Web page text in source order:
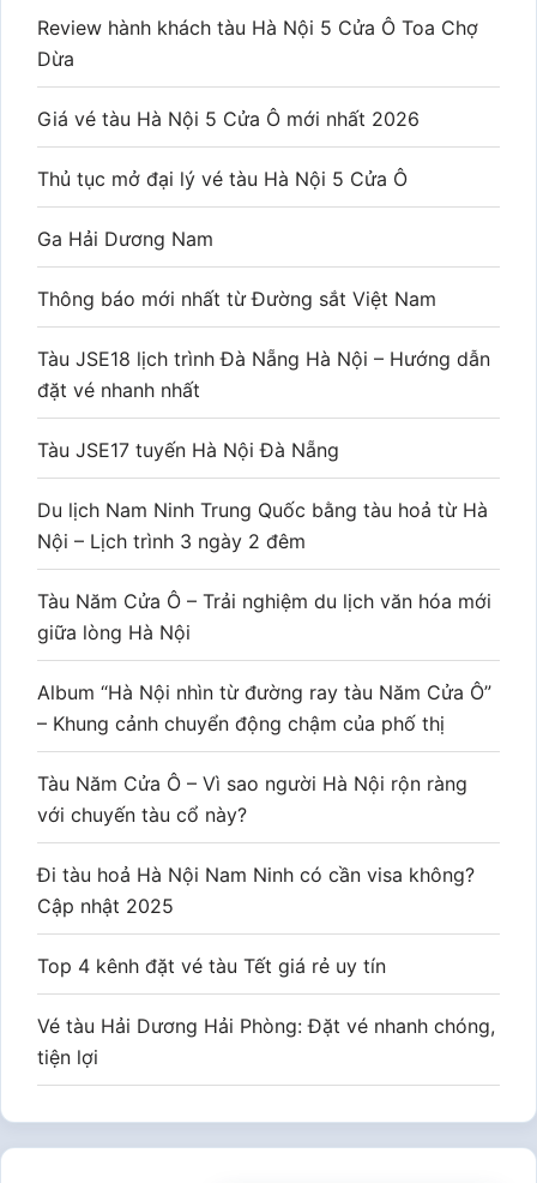
Review hành khách tàu Hà Nội 5 Cửa Ô Toa Chợ
Dừa
Giá vé tàu Hà Nội 5 Cửa Ô mới nhất 2026
Thủ tục mở đại lý vé tàu Hà Nội 5 Cửa Ô
Ga Hải Dương Nam
Thông báo mới nhất từ Đường sắt Việt Nam
Tàu JSE18 lịch trình Đà Nẵng Hà Nội – Hướng dẫn
đặt vé nhanh nhất
Tàu JSE17 tuyến Hà Nội Đà Nẵng
Du lịch Nam Ninh Trung Quốc bằng tàu hoả từ Hà
Nội – Lịch trình 3 ngày 2 đêm
Tàu Năm Cửa Ô – Trải nghiệm du lịch văn hóa mới
giữa lòng Hà Nội
Album “Hà Nội nhìn từ đường ray tàu Năm Cửa Ô”
– Khung cảnh chuyển động chậm của phố thị
Tàu Năm Cửa Ô – Vì sao người Hà Nội rộn ràng
với chuyến tàu cổ này?
Đi tàu hoả Hà Nội Nam Ninh có cần visa không?
Cập nhật 2025
Top 4 kênh đặt vé tàu Tết giá rẻ uy tín
Vé tàu Hải Dương Hải Phòng: Đặt vé nhanh chóng,
tiện lợi